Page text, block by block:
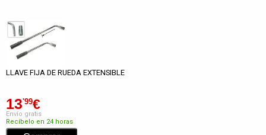
LLAVE FIJA DE RUEDA EXTENSIBLE
13'99€
Envío gratis
Recíbelo en 24 horas